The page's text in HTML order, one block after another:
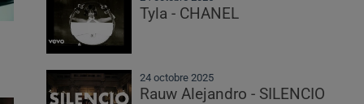
Tyla - CHANEL
24 octobre 2025
Rauw Alejandro - SILENCIO